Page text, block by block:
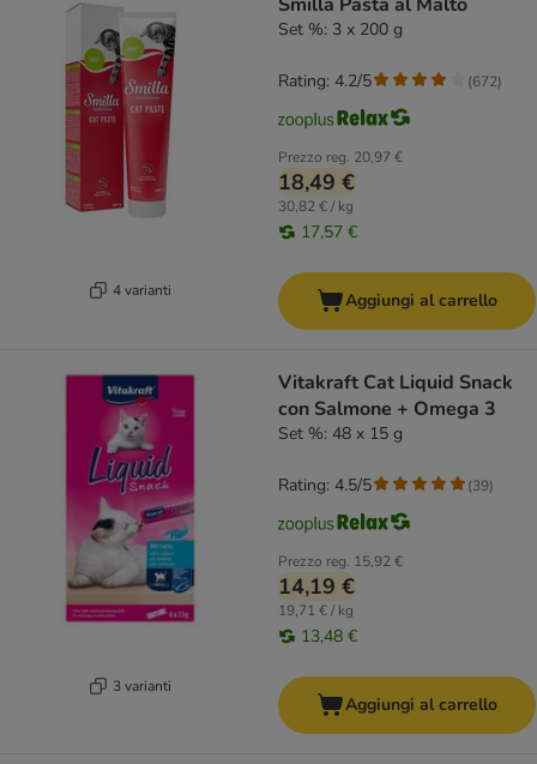
4 varianti
Set %: 3 x 200 g
Prezzo reg. 20,97 €
18,49 €
30,82 € / kg
17,57 €
Rating: 4.2/5 (672)
Aggiungi al carrello
3 varianti
Vitakraft Cat Liquid Snack
con Salmone + Omega 3
Set %: 48 x 15 g
Prezzo reg. 15,92 €
14,19 €
19,71 € / kg
13,48 €
Rating: 4.5/5 (39)
Aggiungi al carrello